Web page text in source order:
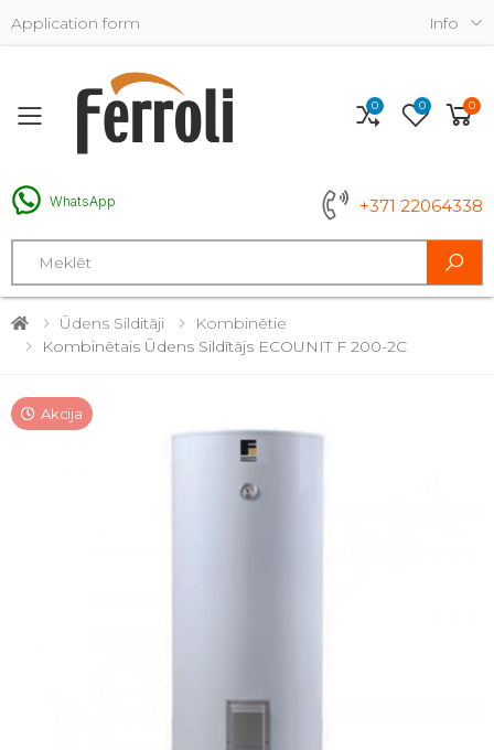
Application form Info
Toggle mobile menu
WhatsApp +371 22064338
Search
0 0 0
Ūdens Silditāji
Kombinētie
Kombinētais Ūdens Sildītājs ECOUNIT F 200-2C
Akcija